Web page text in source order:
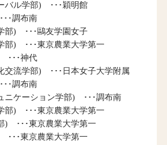
バル学部) ･･･穎明館
･調布南
部) ･･･鷗友学園女子
部) ･･･東京農業大学第一
･･･神代
交流学部) ･･･日本女子大学附属
･調布南
ニケーション学部) ･･･調布南
部) ･･･東京農業大学第一
) ･･･東京農業大学第一
･･･東京農業大学第一